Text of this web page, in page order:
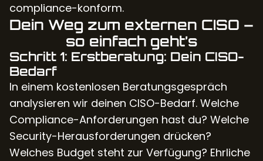
compliance-konform.
Dein Weg zum externen CISO –
so einfach geht’s
Schritt 1: Erstberatung: Dein CISO-
Bedarf
In einem kostenlosen Beratungsgespräch
analysieren wir deinen CISO-Bedarf. Welche
Compliance-Anforderungen hast du? Welche
Security-Herausforderungen drücken?
Welches Budget steht zur Verfügung? Ehrliche